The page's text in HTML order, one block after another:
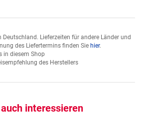
Lieferzeiten für andere Länder und
des Liefertermins finden Sie hier.
in diesem Shop
des Herstellers
interessieren